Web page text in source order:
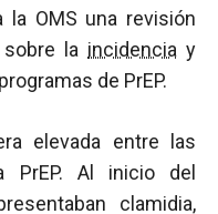
la OMS una revisión
la incidencia y
de PrEP.
elevada entre las
PrEP. Al inicio del
clamidia,